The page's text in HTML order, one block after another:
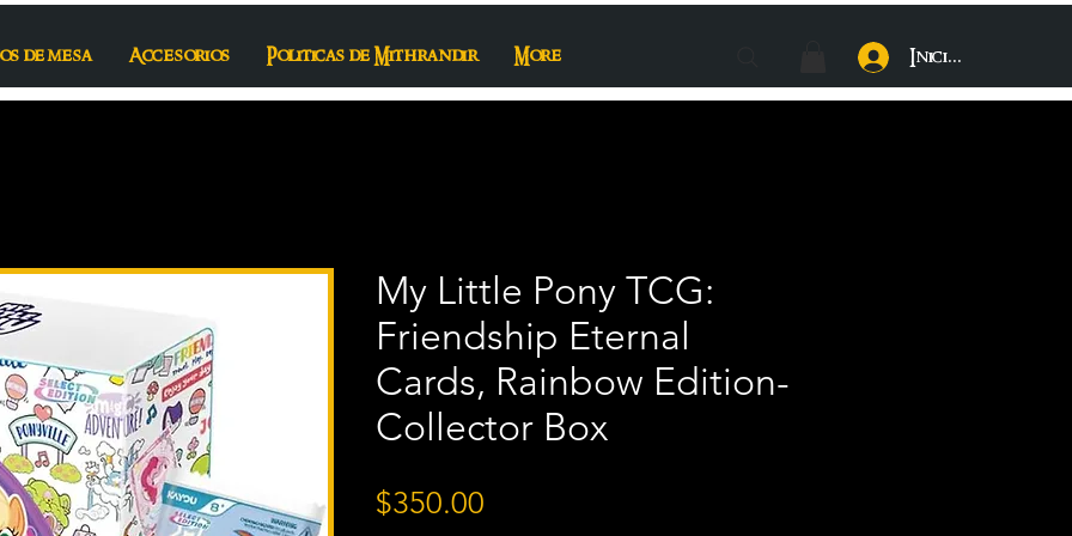
de mesa Accesorios Politicas de Mithrandir More Iniciar sesión
My Little Pony TCG:
Friendship Eternal
Cards, Rainbow Edition-
Collector Box
$350.00